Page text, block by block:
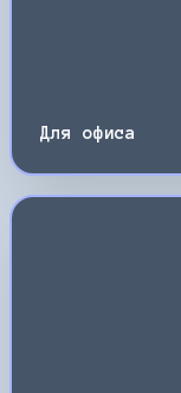
Для офиса